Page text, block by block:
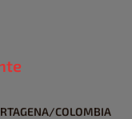
COLOMBIA